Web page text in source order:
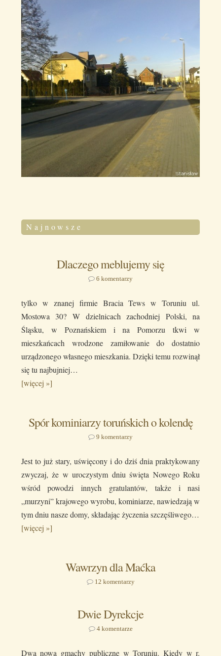
Najnowsze
Dlaczego meblujemy się
6 komentarzy
tylko w znanej firmie Bracia Tews w Toruniu ul.
Mostowa 30? W dzielnicach zachodniej Polski, na
Śląsku, w Poznańskiem i na Pomorzu tkwi w
mieszkańcach wrodzone zamiłowanie do dostatnio
urządzonego własnego mieszkania. Dzięki temu rozwinął
się tu najbujniej…
[więcej »]
Spór kominiarzy toruńskich o kolendę
9 komentarzy
Jest to już stary, uświęcony i do dziś dnia praktykowany
zwyczaj, że w uroczystym dniu święta Nowego Roku
wśród powodzi innych gratulantów, także i nasi
„murzyni” krajowego wyrobu, kominiarze, nawiedzają w
tym dniu nasze domy, składając życzenia szczęśliwego…
[więcej »]
Wawrzyn dla Maćka
12 komentarzy
Dwie Dyrekcje
4 komentarze
Dwa nowa gmachy publiczne w Toruniu. Kiedy w r.